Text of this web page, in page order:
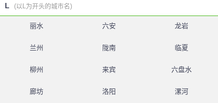
L (以L为开头的城市名)
丽水 六安 龙岩
兰州 陇南 临夏
柳州 来宾 六盘水
廊坊 洛阳 漯河